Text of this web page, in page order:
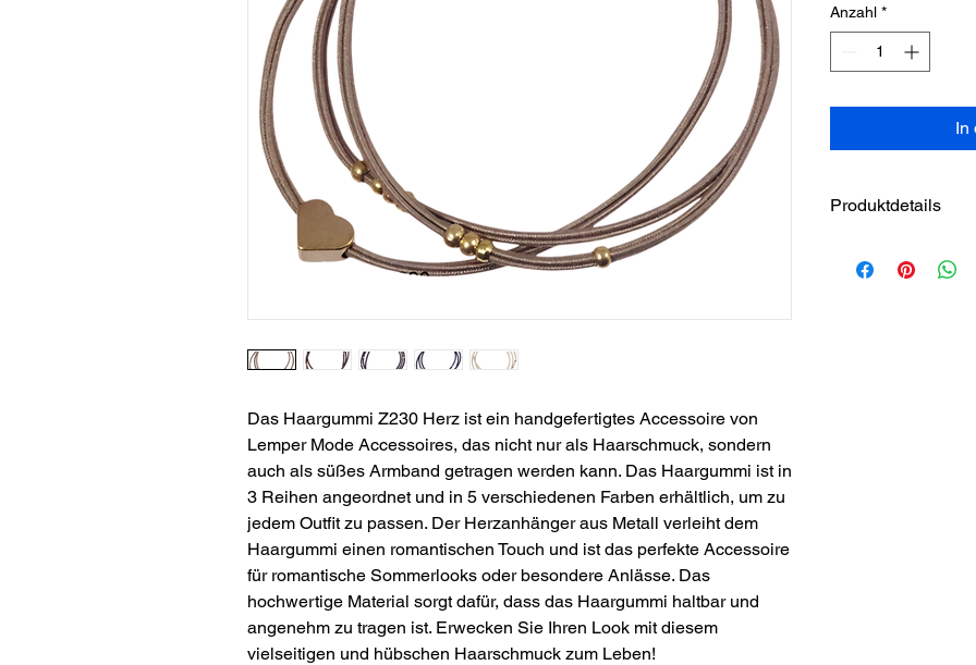
Das Haargummi Z230 Herz ist ein handgefertigtes Accessoire von
Lemper Mode Accessoires, das nicht nur als Haarschmuck, sondern
auch als süßes Armband getragen werden kann. Das Haargummi ist in
3 Reihen angeordnet und in 5 verschiedenen Farben erhältlich, um zu
jedem Outfit zu passen. Der Herzanhänger aus Metall verleiht dem
Haargummi einen romantischen Touch und ist das perfekte Accessoire
für romantische Sommerlooks oder besondere Anlässe. Das
hochwertige Material sorgt dafür, dass das Haargummi haltbar und
angenehm zu tragen ist. Erwecken Sie Ihren Look mit diesem
vielseitigen und hübschen Haarschmuck zum Leben!
Anzahl *
In
Produktdetails
Schwermetallfrei)